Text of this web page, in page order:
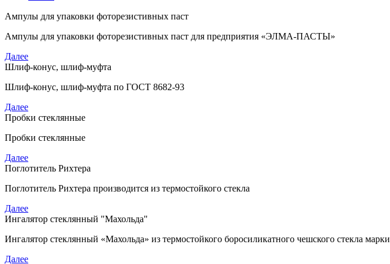
Ампулы для упаковки фоторезистивных паст
Ампулы для упаковки фоторезистивных паст для предприятия «ЭЛМА-ПАСТЫ»
Далее
Шлиф-конус, шлиф-муфта
Шлиф-конус, шлиф-муфта по ГОСТ 8682-93
Далее
Пробки стеклянные
Пробки стеклянные
Далее
Поглотитель Рихтера
Поглотитель Рихтера производится из термостойкого стекла
Далее
Ингалятор стеклянный "Махольда"
Ингалятор стеклянный «Махольда» из термостойкого боросиликатного чешского стекла марки
Далее